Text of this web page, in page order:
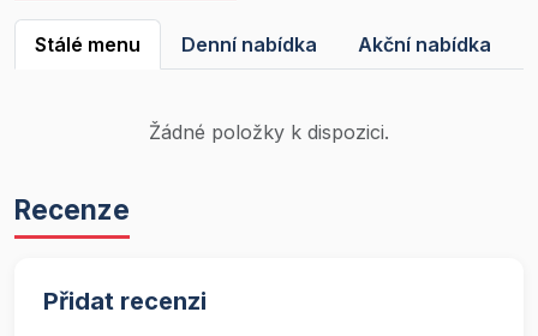
Stálé menu Denní nabídka Akční nabídka
Žádné položky k dispozici.
Recenze
Přidat recenzi